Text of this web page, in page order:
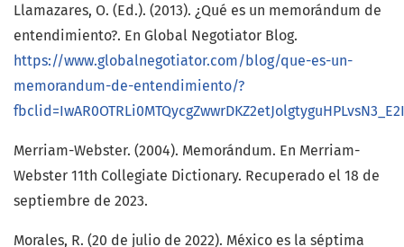
Llamazares, O. (Ed.). (2013). ¿Qué es un memorándum de
entendimiento?. En Global Negotiator Blog.
https://www.globalnegotiator.com/blog/que-es-un-
memorandum-de-entendimiento/?
Merriam-Webster. (2004). Memorándum. En Merriam-
Webster 11th Collegiate Dictionary. Recuperado el 18 de
septiembre de 2023.
Morales, R. (20 de julio de 2022). México es la séptima